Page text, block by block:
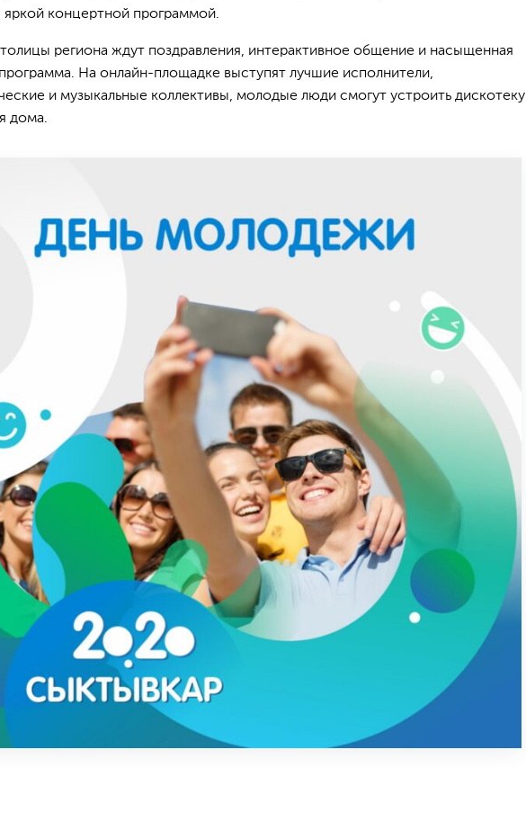
яркой концертной программой.
региона ждут поздравления, интерактивное общение и насыщенная
На онлайн-площадке выступят лучшие исполнители,
и музыкальные коллективы, молодые люди смогут устроить дискотеку
дома.